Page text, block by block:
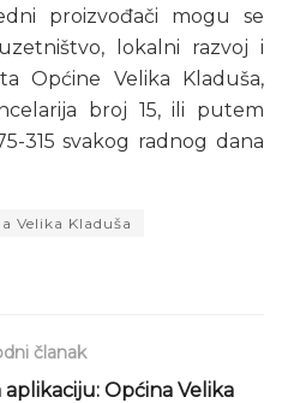
proizvođači mogu se
lokalni razvoj i
Općine Velika Kladuša,
broj 15, ili putem
315 svakog radnog dana
Velika Kladuša
članak
Općina Velika